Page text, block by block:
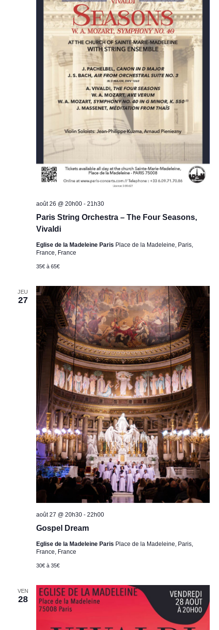
Paris String Orchestra – The Four Seasons,
Vivaldi
août 26 @ 20h00- 21h30
Eglise de la Madeleine Paris Place de la Madeleine, Paris,
France, France
35€ à 65€
JEU
27
Gospel Dream
août 27 @ 20h30- 22h00
Eglise de la Madeleine Paris Place de la Madeleine, Paris,
France, France
30€ à 35€
VEN
28